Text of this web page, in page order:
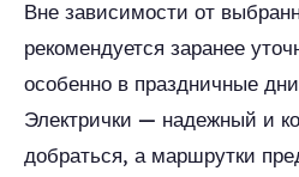
Вне зависимости от
рекомендуется заранее
особенно в праздничные
Электрички — надежный и
добраться, а маршрутки